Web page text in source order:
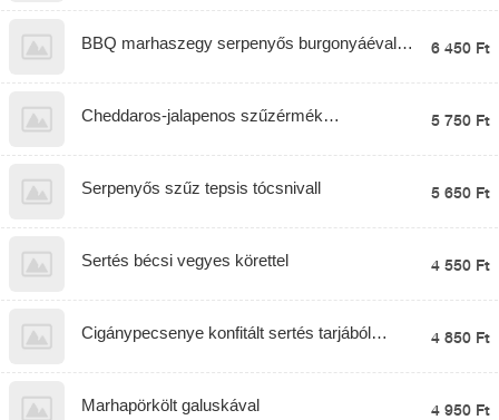
BBQ marhaszegy serpenyős burgonyáéval
6 450 Ft
Cheddaros-jalapenos szűzérmék
5 750 Ft
Serpenyős szűz tepsis tócsnivall 5 650 Ft
Sertés bécsi vegyes körettel 4 550 Ft
Cigánypecsenye konfitált sertés tarjából
almapaprikával
4 850 Ft
Marhapörkölt galuskával 4 950 Ft